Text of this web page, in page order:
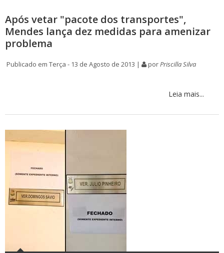
Após vetar "pacote dos transportes",
Mendes lança dez medidas para amenizar
problema
Publicado em Terça - 13 de Agosto de 2013 | porPriscilla Silva
Leia mais...